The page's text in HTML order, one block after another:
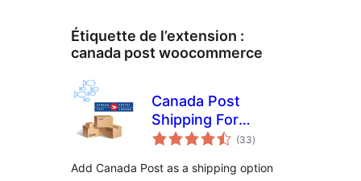
Étiquette de l’extension :
canada post woocommerce
Canada Post
Shipping For
WooCommerce
(33notes
en
)
Add Canada Post as a shipping option